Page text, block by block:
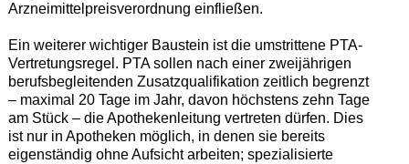
Arzneimittelpreisverordnung einfließen.
Ein weiterer wichtiger Baustein ist die umstrittene PTA-
Vertretungsregel. PTA sollen nach einer zweijährigen
berufsbegleitenden Zusatzqualifikation zeitlich begrenzt
– maximal 20 Tage im Jahr, davon höchstens zehn Tage
am Stück – die Apothekenleitung vertreten dürfen. Dies
ist nur in Apotheken möglich, in denen sie bereits
eigenständig ohne Aufsicht arbeiten; spezialisierte